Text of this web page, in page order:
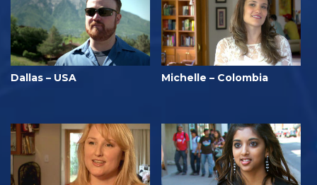
Dallas – USA Michelle – Colombia